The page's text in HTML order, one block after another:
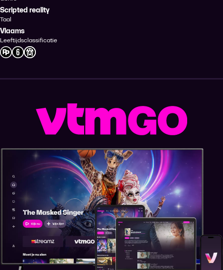
Scripted reality
Taal
Vlaams
Leeftijdsclassificatie